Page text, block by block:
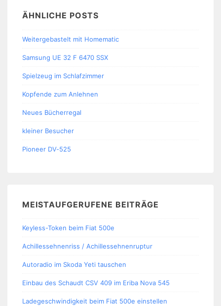
ÄHNLICHE POSTS
Weitergebastelt mit Homematic
Samsung UE 32 F 6470 SSX
Spielzeug im Schlafzimmer
Kopfende zum Anlehnen
Neues Bücherregal
kleiner Besucher
Pioneer DV-525
MEISTAUFGERUFENE BEITRÄGE
Keyless-Token beim Fiat 500e
Achillessehnenriss / Achillessehnenruptur
Autoradio im Skoda Yeti tauschen
Einbau des Schaudt CSV 409 im Eriba Nova 545
Ladegeschwindigkeit beim Fiat 500e einstellen